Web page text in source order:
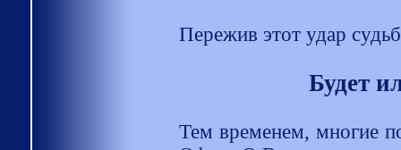
Пережив этот удар
Будет
Тем временем, многие